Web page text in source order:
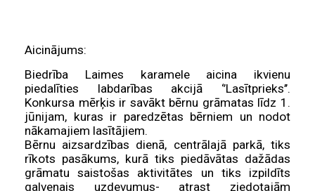
Aicinājums:
Biedrība Laimes karamele aicina ikvienu
piedalīties labdarības akcijā ‘’Lasītprieks’’.
Konkursa mērķis ir savākt bērnu grāmatas līdz 1.
jūnijam, kuras ir paredzētas bērniem un nodot
nākamajiem lasītājiem.
Bērnu aizsardzības dienā, centrālajā parkā, tiks
rīkots pasākums, kurā tiks piedāvātas dažādas
grāmatu saistošas aktivitātes un tiks izpildīts
galvenais uzdevumus- atrast ziedotajām